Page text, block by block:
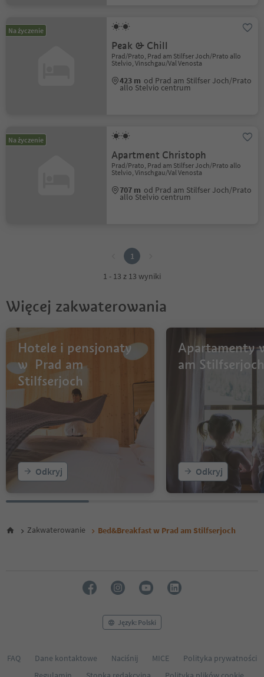
Na życzenie
Peak & Chill
Prad/Prato, Prad am Stilfser Joch/Prato allo
Stelvio, Vinschgau/Val Venosta
423 m od Prad am Stilfser Joch/Prato
allo Stelvio centrum
Na życzenie
Apartment Christoph
Prad/Prato, Prad am Stilfser Joch/Prato allo
Stelvio, Vinschgau/Val Venosta
707 m od Prad am Stilfser Joch/Prato
allo Stelvio centrum
1
1 - 13 z 13 wyniki
Więcej zakwaterowania
Hotele i pensjonaty
w Prad am
Stilfserjoch
Odkryj
Apartamenty
am Stilfserjoch
Odkryj
Zakwaterowanie Bed&Breakfast w Prad am Stilfserjoch
Język: Polski
FAQ Dane kontaktowe Naciśnij MICE
Polityka prywatności